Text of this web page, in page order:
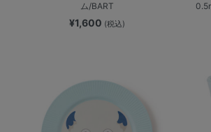
ム/BART
¥1,600 (税込)